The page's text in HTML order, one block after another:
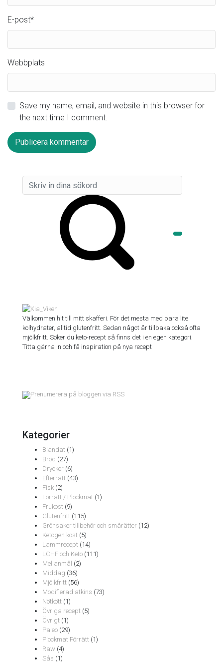
E-post*
Webbplats
Save my name, email, and website in this browser for
the next time I comment.
Välkommen hit till mitt skafferi. För det mesta med bara lite
kolhydrater, alltid glutenfritt. Sedan något år tillbaka också ofta
mjölkfritt. Söker du keto-recept så finns det i en egen kategori.
Titta gärna in och få inspiration på nya recept
Prenumerera på bloggen via RSS
Kategorier
Blandat (1)
Bröd (27)
Drycker (6)
Efterrätt (43)
Fisk (2)
Förrätt / Plockmat (1)
Frukost (9)
Glutenfritt (115)
Grönsaker tillbehör och smårätter (12)
Ketogen kost (5)
Lammrecept (14)
LCHF och Keto (111)
Mellanmål (2)
Middag (36)
Mjölkfritt (56)
Modifierad atkins (73)
Nötkött (1)
Övriga recept (5)
Övrigt (1)
Paleo (29)
Plockmat Förrätt (1)
Raw (4)
Sås (1)